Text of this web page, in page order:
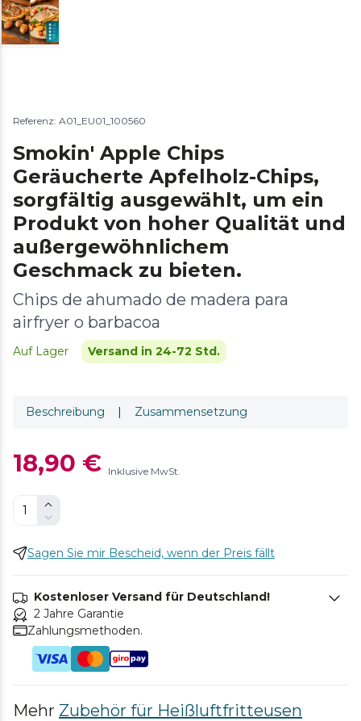
Referenz: A01_EU01_100560
Smokin' Apple Chips
Geräucherte Apfelholz-Chips,
sorgfältig ausgewählt, um ein
Produkt von hoher Qualität und
außergewöhnlichem
Geschmack zu bieten.
Chips de ahumado de madera para
airfryer o barbacoa
Auf Lager Versand in 24-72 Std.
Beschreibung | Zusammensetzung
18,90 € Inklusive MwSt.
Sagen Sie mir Bescheid, wenn der Preis fällt
Kostenloser Versand für Deutschland!
2 Jahre Garantie
Zahlungsmethoden.
Mehr Zubehör für Heißluftfritteusen